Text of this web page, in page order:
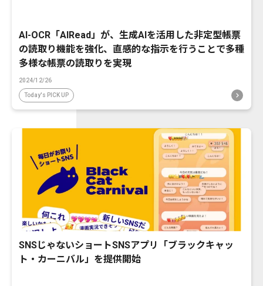
AI-OCR「AIRead」が、生成AIを活用した非定型帳票
の読取り機能を強化、直感的な指示を行うことで多種
多様な帳票の読取りを実現
2024/12/26
Today's PICK UP
SNSじゃないショートSNSアプリ「ブラックキャッ
ト・カーニバル」を提供開始